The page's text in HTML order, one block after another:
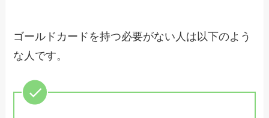
ゴールドカードを持つ必要がない人は以下のよう
な人です。